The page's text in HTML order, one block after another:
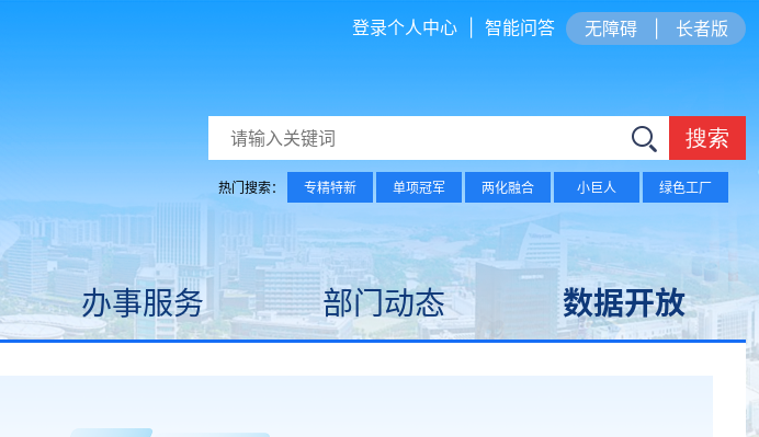
无障碍 长者版
登录个人中心 智能问答
搜索
热门搜索： 专精特新 单项冠军 两化融合 小巨人 绿色工厂
办事服务 部门动态 数据开放